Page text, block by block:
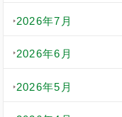
2026年7月
2026年6月
2026年5月